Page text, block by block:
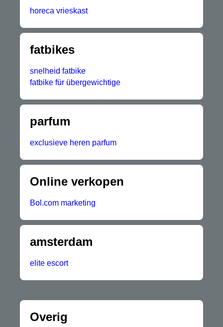
horeca vrieskast
fatbikes
snelheid fatbike
fatbike für übergewichtige
parfum
exclusieve heren parfum
Online verkopen
Bol.com marketing
amsterdam
elite escort
Overig